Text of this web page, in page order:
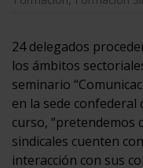
24 delegados
los ámbitos
seminario
en la sede confederal
curso,
sindicales cuenten
interacción con sus